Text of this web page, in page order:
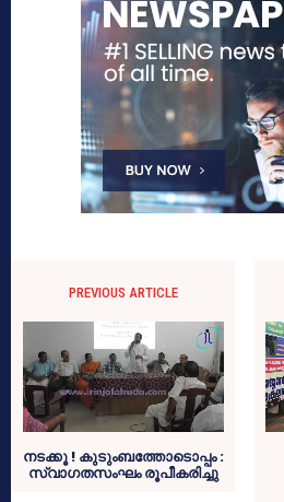
PREVIOUS ARTICLE
നടക്കൂ ! കുടുംബത്തോടൊപ്പം :
സ്വാഗതസംഘം രൂപീകരിച്ചു